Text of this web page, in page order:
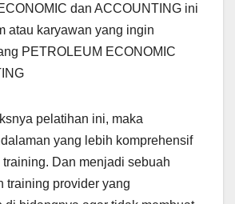
dan ACCOUNTING ini
atau karyawan yang ingin
PETROLEUM ECONOMIC
pelatihan ini, maka
yang lebih komprehensif
Dan menjadi sebuah
training provider yang